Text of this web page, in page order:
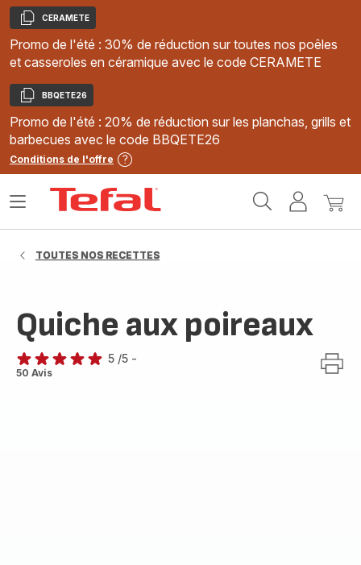
Copier
CERAMETE
Promo de l'été : 30% de réduction sur toutes nos poêles
et casseroles en céramique avec le code CERAMETE
Copier
BBQETE26
Promo de l'été : 20% de réduction sur les planchas, grills et
barbecues avec le code BBQETE26
Conditions de l'offre
MonMon
Ouvrir
TOUTES NOS RECETTES
Quiche aux poireaux
Avis
5 /5 -
50 Avis